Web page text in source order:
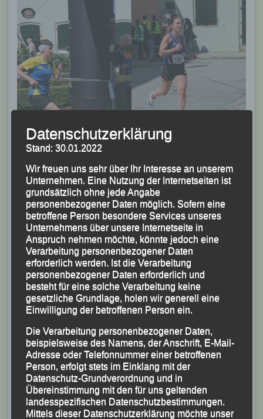
Platz 2 in der Klasse W 35 belegte Stefanie Auer (li)
gefolgt von Christina Wimmer
Den Hauptlauf, bei dem sich nahezu 900 Sportlerinnen
und Sportler auf die 7400m-Distanz durch die
Passauer Innenstadt machten, und den
anschließenden Inklusionslauf, bei dem 1300 m ohne
Zeitwertung zu absolvieren waren, startete dann
Bürgermeister Andreas Rother.
Schnellster des Hauptlaufes war der ehemalige
deutsche Marathonmeister und mehrfache Bayerische
Meister Tobias Schreindl (LG Passau) vor dem
letztjährigen Sieger Jan-Frederic Worring (Notare
Paulöhrl-Worring) und Frank Schneider (ebenfalls LG
Passau).
Datenschutzerklärung
Stand: 30.01.2022
Wir freuen uns sehr über Ihr Interesse an unserem
Unternehmen. Eine Nutzung der Internetseiten ist
grundsätzlich ohne jede Angabe
personenbezogener Daten möglich. Sofern eine
betroffene Person besondere Services unseres
Unternehmens über unsere Internetseite in
Anspruch nehmen möchte, könnte jedoch eine
Verarbeitung personenbezogener Daten
erforderlich werden. Ist die Verarbeitung
personenbezogener Daten erforderlich und
besteht für eine solche Verarbeitung keine
gesetzliche Grundlage, holen wir generell eine
Einwilligung der betroffenen Person ein.
Die Verarbeitung personenbezogener Daten,
beispielsweise des Namens, der Anschrift, E-Mail-
Adresse oder Telefonnummer einer betroffenen
Person, erfolgt stets im Einklang mit der
Datenschutz-Grundverordnung und in
Übereinstimmung mit den für uns geltenden
landesspezifischen Datenschutzbestimmungen.
Mittels dieser Datenschutzerklärung möchte unser